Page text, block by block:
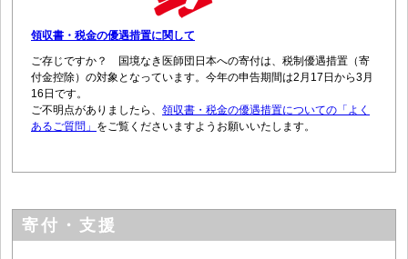
領収書・税金の優遇措置に関して
ご存じですか？ 国境なき医師団日本への寄付は、税制優遇措置（寄
付金控除）の対象となっています。今年の申告期間は2月17日から3月
16日です。
ご不明点がありましたら、 領収書・税金の優遇措置についての「よく
あるご質問」 をご覧くださいますようお願いいたします。
寄付・支援